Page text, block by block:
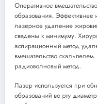
Оперативное
образования. Эффективнее
лазерное удаление
сведены к минимуму.
аспирационный метод
вмешательство
радиоволновый метод.
Лазер используется при
образований во рту